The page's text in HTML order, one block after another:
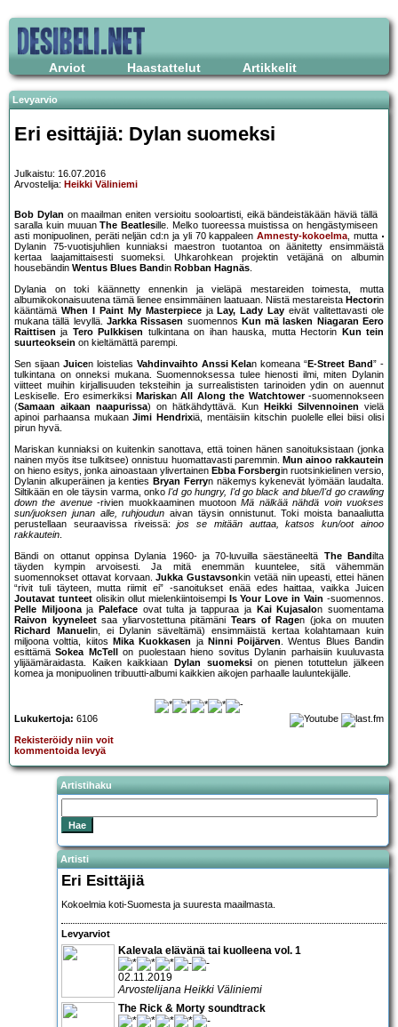
Arviot Haastattelut Artikkelit
Levyarvio
Eri esittäjiä: Dylan suomeksi
Julkaistu: 16.07.2016
Arvostelija: Heikki Väliniemi
Bob Dylan on maailman eniten versioitu sooloartisti, eikä bändeistäkään häviä tällä
saralla kuin muuanThe Beatlesille. Melko tuoreessa muistissa on hengästymiseen
asti monipuolinen, peräti neljän cd:n ja yli 70 kappaleenAmnesty-kokoelma, mutta
Dylanin 75-vuotisjuhlien kunniaksi maestron tuotantoa on äänitetty ensimmäistä
kertaa laajamittaisesti suomeksi. Uhkarohkean projektin vetäjänä on albumin
housebändin Wentus Blues Bandin Robban Hagnäs.
Dylania on toki käännetty ennenkin ja vieläpä mestareiden toimesta, mutta
albumikokonaisuutena tämä lienee ensimmäinen laatuaan. Niistä mestareista Hectorin
kääntämä When I Paint My Masterpieceja Lay, Lady Lay eivät valitettavasti ole
mukana tällä levyllä. Jarkka Rissasen suomennos Kun mä lasken Niagaran Eero
Raittisen ja Tero Pulkkisen tulkintana on ihan hauska, mutta Hectorin
Kun tein
suurteoksein on kieltämättä parempi.
Sen sijaan Juicen loistelias Vahdinvaihto Anssi Kelan komeana “E-Street Band” -
tulkintana on onneksi mukana. Suomennoksessa tulee hienosti ilmi, miten Dylanin
viitteet muihin kirjallisuuden teksteihin ja surrealististen tarinoiden ydin on auennut
Leskiselle. Ero esimerkiksi Mariskan All Along the Watchtower-suomennokseen
(Samaan aikaan naapurissa) on hätkähdyttävä. Kun Heikki Silvennoinen vielä
apinoi parhaansa mukaanJimi Hendrixiä, mentäisiin kitschin puolelle ellei biisi olisi
pirun hyvä.
Mariskan kunniaksi on kuitenkin sanottava, että toinen hänen sanoituksistaan (jonka
nainen myös itse tulkitsee) onnistuu huomattavasti paremmin. Mun ainoo rakkautein
on hieno esitys, jonka ainoastaan ylivertainen Ebba Forsbergin ruotsinkielinen versio,
Dylanin alkuperäinen ja kenties Bryan Ferryn näkemys kykenevät lyömään laudalta.
Siltikään en ole täysin varma, onkoI'd go hungry, I'd go black and blue/I'd go crawling
down the avenue-rivien muokkaaminen muotoonMä nälkää nähdä voin vuokses
sun/juoksen junan alle, ruhjoudun aivan täysin onnistunut. Toki moista banaaliutta
perustellaan seuraavissa riveissä:jos se mitään auttaa, katsos kun/oot ainoo
rakkautein.
Bändi on ottanut oppinsa Dylania 1960- ja 70-luvuilla säestäneeltä The Bandilta
täyden kympin arvoisesti. Ja mitä enemmän kuuntelee, sitä vähemmän
suomennokset ottavat korvaan.Jukka Gustavsonkin vetää niin upeasti, ettei hänen
“rivit tuli täyteen, mutta riimit ei” -sanoitukset enää edes haittaa, vaikka Juicen
Joutavat tunteetolisikin ollut mielenkiintoisempi Is Your Love in Vain -suomennos.
Pelle Miljoonaja Palefaceovat tulta ja tappuraa ja Kai Kujasalon suomentama
Raivon kyyneleetsaa yliarvostettuna pitämäniTears of Ragen (joka on muuten
Richard Manuel in, ei Dylanin säveltämä) ensimmäistä kertaa kolahtamaan kuin
miljoona volttia, kiitos
Mika Kuokkasen ja Ninni Poijärven. Wentus Blues Bandin
esittämäSokea McTell
on puolestaan hieno sovitus Dylanin parhaisiin kuuluvasta
ylijäämäraidasta. Kaiken kaikkiaan
Dylan suomeksion pienen totuttelun jälkeen
komea ja monipuolinen tribuutti-albumi kaikkien aikojen parhaalle lauluntekijälle.
Lukukertoja: 6106
Rekisteröidy niin voit
kommentoida levyä
Artistihaku
Artisti
Eri Esittäjiä
Kokoelmia koti-Suomesta ja suuresta maailmasta.
Levyarviot
Kalevala elävänä tai kuolleena vol. 1
02.11.2019
Arvostelijana Heikki Väliniemi
The Rick & Morty soundtrack